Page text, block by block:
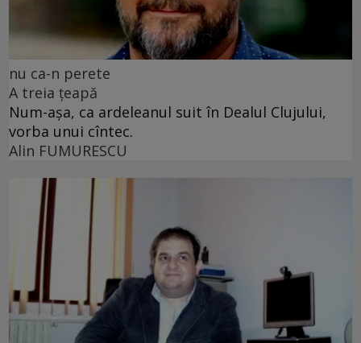
nu ca-n perete
A treia țeapă
Num-așa, ca ardeleanul suit în Dealul Clujului,
vorba unui cîntec.
Alin FUMURESCU